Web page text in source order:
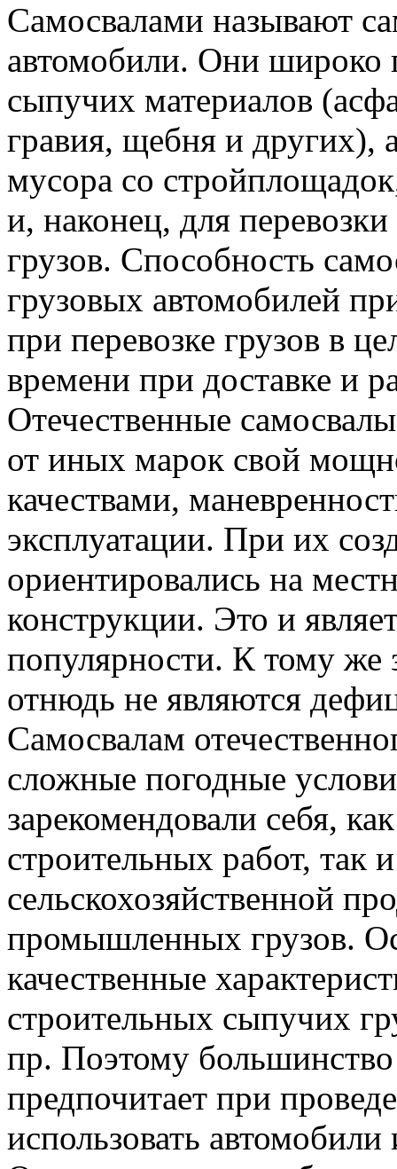
Самосвалами называют
автомобили. Они широко
сыпучих материалов
гравия, щебня и других),
мусора со
и, наконец, для
грузов. Способность
грузовых автомобилей
при перевозке грузов в
времени при доставке и
Отечественные
от иных марок свой
качествами,
эксплуатации. При их
ориентировались на
конструкции. Это и
популярности. К тому же
отнюдь не являются
Самосвалам
сложные погодные
зарекомендовали себя,
строительных работ, так
сельскохозяйственной
промышленных грузов.
качественные
строительных сыпучих
пр. Поэтому
предпочитает при
использовать